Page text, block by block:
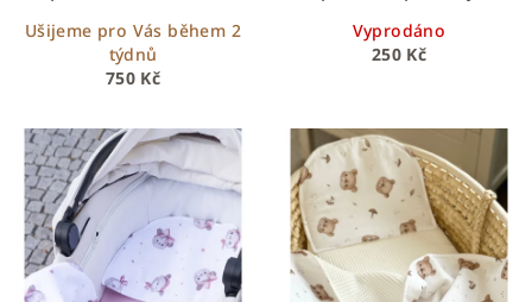
750 Kč
Ušijeme pro Vás během 2
týdnů
250 Kč
Vyprodáno